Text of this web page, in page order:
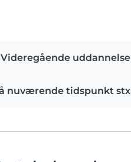
Videregående uddannelse
nuværende tidspunkt stx